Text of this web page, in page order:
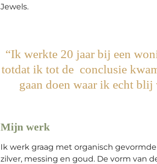
Jewels.
“Ik werkte 20 jaar bij een
totdat ik tot de conclusie
gaan doen waar ik echt blij
Mijn werk
Ik werk graag met organisch
zilver, messing en goud. De vorm van